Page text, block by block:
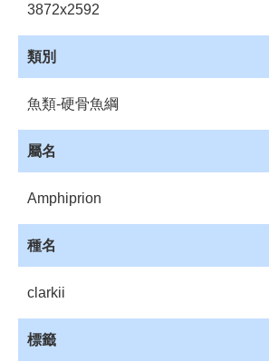
理
資
理
源
藏
入
3872x2592
類別
魚類-硬骨魚綱
屬名
Amphiprion
種名
clarkii
標籤